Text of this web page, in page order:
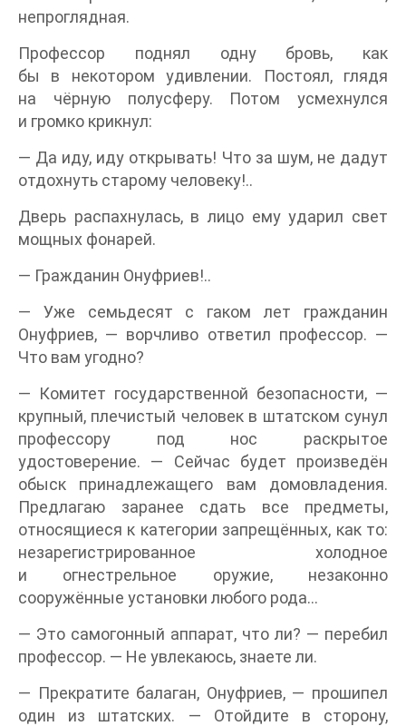
непроглядная.
Профессор поднял одну бровь, как
бы в некотором удивлении. Постоял, глядя
на чёрную полусферу. Потом усмехнулся
и громко крикнул:
— Да иду, иду открывать! Что за шум, не дадут
отдохнуть старому человеку!..
Дверь распахнулась, в лицо ему ударил свет
мощных фонарей.
— Гражданин Онуфриев!..
— Уже семьдесят с гаком лет гражданин
Онуфриев, — ворчливо ответил профессор. —
Что вам угодно?
— Комитет государственной безопасности, —
крупный, плечистый человек в штатском сунул
профессору под нос раскрытое
удостоверение. — Сейчас будет произведён
обыск принадлежащего вам домовладения.
Предлагаю заранее сдать все предметы,
относящиеся к категории запрещённых, как то:
незарегистрированное холодное
и огнестрельное оружие, незаконно
сооружённые установки любого рода…
— Это самогонный аппарат, что ли? — перебил
профессор. — Не увлекаюсь, знаете ли.
— Прекратите балаган, Онуфриев, — прошипел
один из штатских. — Отойдите в сторону,